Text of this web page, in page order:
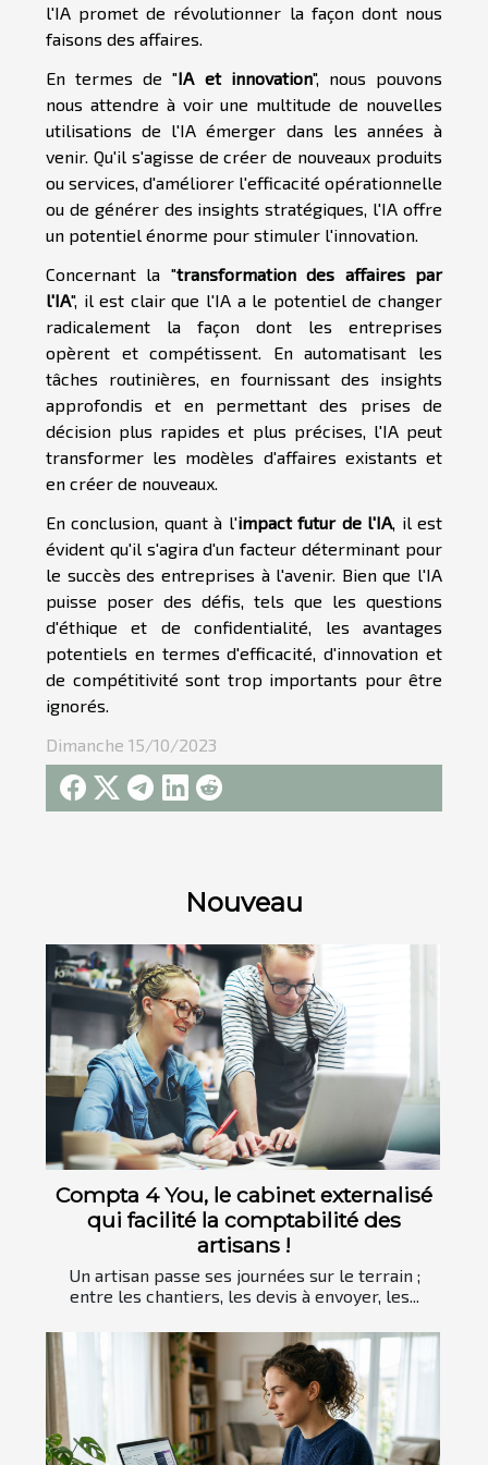
l'IA promet de révolutionner la façon dont nous
faisons des affaires.
En termes de "IA et innovation", nous pouvons
nous attendre à voir une multitude de nouvelles
utilisations de l'IA émerger dans les années à
venir. Qu'il s'agisse de créer de nouveaux produits
ou services, d'améliorer l'efficacité opérationnelle
ou de générer des insights stratégiques, l'IA offre
un potentiel énorme pour stimuler l'innovation.
Concernant la "transformation des affaires par
l'IA", il est clair que l'IA a le potentiel de changer
radicalement la façon dont les entreprises
opèrent et compétissent. En automatisant les
tâches routinières, en fournissant des insights
approfondis et en permettant des prises de
décision plus rapides et plus précises, l'IA peut
transformer les modèles d'affaires existants et
en créer de nouveaux.
En conclusion, quant à l'impact futur de l'IA , il est
évident qu'il s'agira d'un facteur déterminant pour
le succès des entreprises à l'avenir. Bien que l'IA
puisse poser des défis, tels que les questions
d'éthique et de confidentialité, les avantages
potentiels en termes d'efficacité, d'innovation et
de compétitivité sont trop importants pour être
ignorés.
Dimanche 15/10/2023
Nouveau
Compta 4 You, le cabinet externalisé
qui facilité la comptabilité des
artisans !
Un artisan passe ses journées sur le terrain ;
entre les chantiers, les devis à envoyer, les...